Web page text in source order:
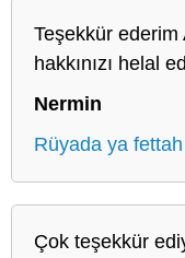
Teşekkür ederim
hakkınızı helal
Nermin
Rüyada ya
Çok teşekkür